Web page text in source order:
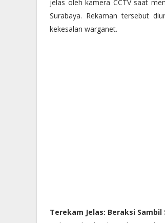
jelas oleh kamera CCTV saat
Surabaya. Rekaman tersebut
kekesalan warganet.
Terekam Jelas: Beraksi